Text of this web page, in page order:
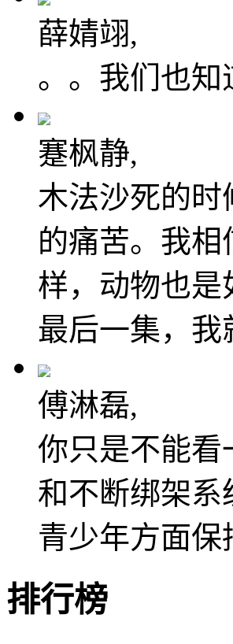
薛婧翊,
。。我们也
蹇枫静,
木法沙死的
的痛苦。我
样，动物也
最后一集，我
傅淋磊,
你只是不能
和不断绑架
青少年方面保
排行榜